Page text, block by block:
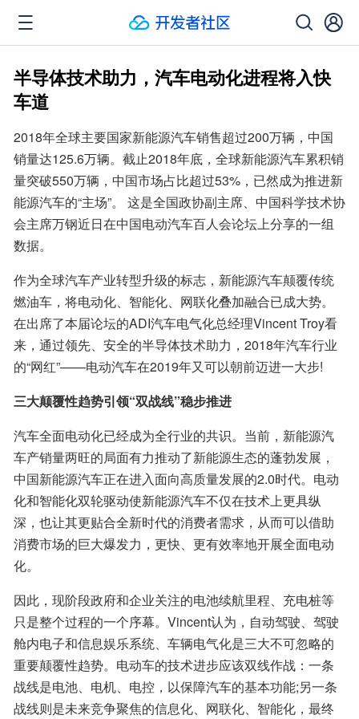
半导体技术助力，汽车电动化进程将入快
车道
2018年全球主要国家新能源汽车销售超过200万辆，中国
销量达125.6万辆。截止2018年底，全球新能源汽车累积销
量突破550万辆，中国市场占比超过53%，已然成为推进新
能源汽车的“主场”。 这是全国政协副主席、中国科学技术协
会主席万钢近日在中国电动汽车百人会论坛上分享的一组
数据。
作为全球汽车产业转型升级的标志，新能源汽车颠覆传统
燃油车，将电动化、智能化、网联化叠加融合已成大势。
在出席了本届论坛的ADI汽车电气化总经理Vincent Troy看
来，通过领先、安全的半导体技术助力，2018年汽车行业
的“网红”——电动汽车在2019年又可以朝前迈进一大步!
三大颠覆性趋势引领“双战线”稳步推进
汽车全面电动化已经成为全行业的共识。当前，新能源汽
车产销量两旺的局面有力推动了新能源生态的蓬勃发展，
中国新能源汽车正在进入面向高质量发展的2.0时代。电动
化和智能化双轮驱动使新能源汽车不仅在技术上更具纵
深，也让其更贴合全新时代的消费者需求，从而可以借助
消费市场的巨大爆发力，更快、更有效率地开展全面电动
化。
因此，现阶段政府和企业关注的电池续航里程、充电桩等
只是整个过程的一个序幕。Vincent认为，自动驾驶、驾驶
舱内电子和信息娱乐系统、车辆电气化是三大不可忽略的
重要颠覆性趋势。电动车的技术进步应该双线作战：一条
战线是电池、电机、电控，以保障汽车的基本功能;另一条
战线则是未来竞争聚焦的信息化、网联化、智能化，最终